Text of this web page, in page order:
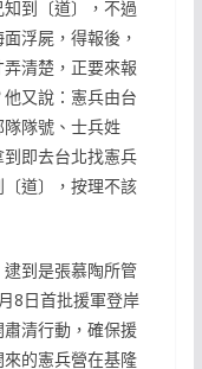
到〔道〕，不過
浮屍，得報後，
清楚，正要來報
又說：憲兵由台
隊號、士兵姓
即去台北找憲兵
道〕，按理不該
逮到是張慕陶所管
8日首批援軍登岸
清行動，確保援
的憲兵營在基隆